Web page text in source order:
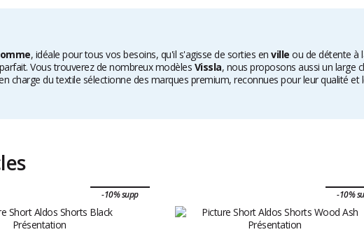
, idéale pour tous vos besoins, qu'il s'agisse de sorties en ville ou de détente à
Vous trouverez de nombreux modèles Vissla, nous proposons aussi un large
charge du textile sélectionne des marques premium, reconnues pour leur qualité
-10% supp -10%